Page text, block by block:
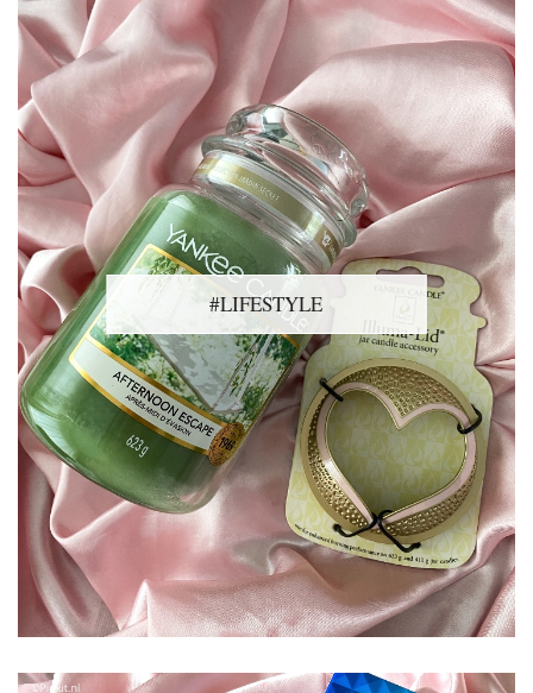
#LIFESTYLE